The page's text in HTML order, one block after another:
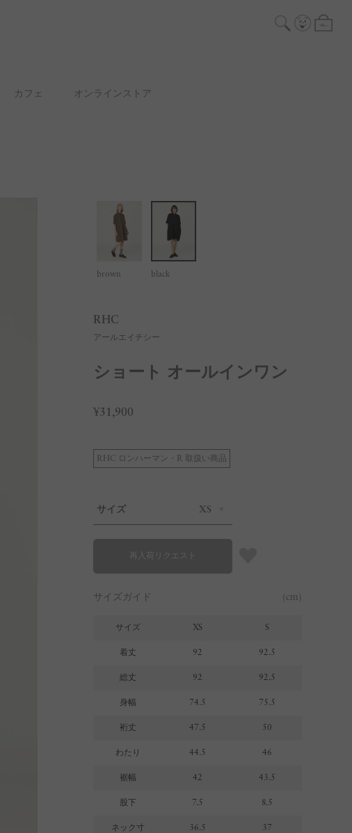
カフェ オンラインストア
brown black
RHC
アールエイチシー
ショート オールインワン
¥31,900
RHC ロンハーマン・R 取扱い商品
サイズ XS
再入荷リクエスト
サイズガイド (cm)
サイズ XS S
着丈 92 92.5
総丈 92 92.5
身幅 74.5 75.5
裄丈 47.5 50
わたり 44.5 46
裾幅 42 43.5
股下 7.5 8.5
ネック寸 36.5 37